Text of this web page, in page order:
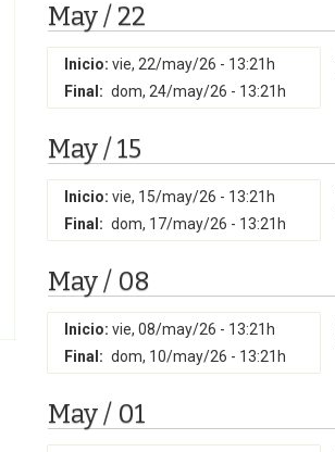
May / 22
Inicio: vie, 22/may/26 - 13:21h
Final: dom, 24/may/26 - 13:21h
May / 15
Inicio: vie, 15/may/26 - 13:21h
Final: dom, 17/may/26 - 13:21h
May / 08
Inicio: vie, 08/may/26 - 13:21h
Final: dom, 10/may/26 - 13:21h
May / 01